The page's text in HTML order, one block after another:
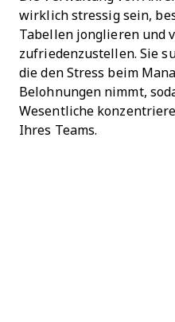
wirklich stressig sein,
Tabellen jonglieren und
zufriedenzustellen. Sie
die den Stress beim
Belohnungen nimmt,
Wesentliche
Ihres Teams.